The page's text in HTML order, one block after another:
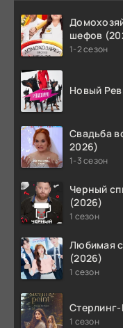
шефов
1-2 сезон
Новый
Свадьба
2026)
1-3 сезон
Черный
(2026)
1 сезон
Любимая
(2026)
1 сезон
1 сезон